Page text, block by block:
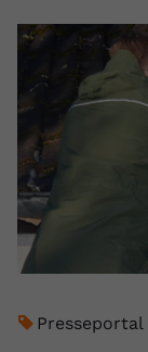
Presseportal
Zweck
Anbieter
Zweck